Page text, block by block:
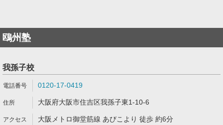
鴎州塾
我孫子校
0120-17-0419
大阪府大阪市住吉区我孫子東1-10-6
大阪メトロ御堂筋線 あびこより 徒歩 約6分